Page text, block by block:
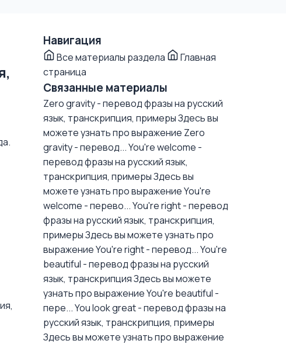
Навигация
Все материалы раздела
Главная
страница
Связанные материалы
Zero gravity - перевод фразы на русский
язык, транскрипция, примерыЗдесь вы
можете узнать про выражение Zero
gravity - перевод...You're welcome -
перевод фразы на русский язык,
транскрипция, примерыЗдесь вы
можете узнать про выражение You're
welcome - перево...You're right - перевод
фразы на русский язык, транскрипция,
примерыЗдесь вы можете узнать про
выражение You're right - перевод...You're
beautiful - перевод фразы на русский
язык, транскрипцияЗдесь вы можете
узнать про выражение You're beautiful -
пере...You look great - перевод фразы на
русский язык, транскрипция, примеры
Здесь вы можете узнать про выражение